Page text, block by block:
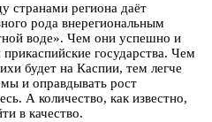
странами региона даёт
рода внерегиональным
воде». Чем они успешно и
государства. Чем
будет на Каспии, тем легче
и оправдывать рост
А количество, как известно,
в качество.